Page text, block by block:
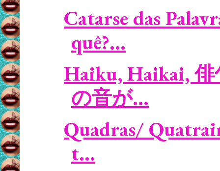
Catarse das
quê?...
Haiku, Haikai, 俳
の音が...
Quadras/
t...